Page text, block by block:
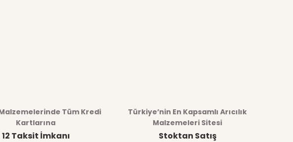
Malzemelerinde Tüm Kredi
Kartlarına
12 Taksit İmkanı
Türkiye’nin En Kapsamlı Arıcılık
Malzemeleri Sitesi
Stoktan Satış